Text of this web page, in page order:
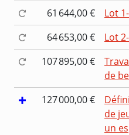
61 644,00 €
Lot
64 653,00 €
Lot
107 895,00 €
de
127 000,00 €
de
un